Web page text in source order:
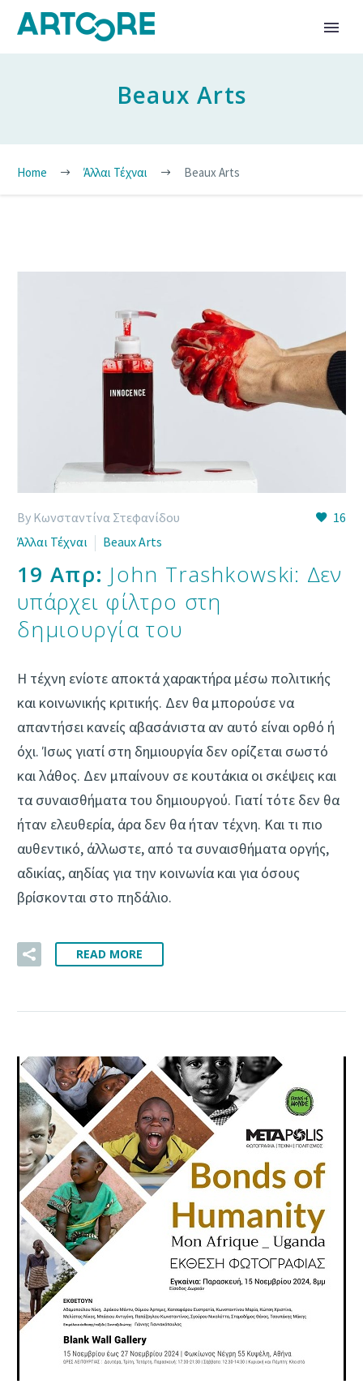
Beaux Arts
Home Άλλαι Τέχναι Beaux Arts
16
By Κωνσταντίνα Στεφανίδου
Άλλαι Τέχναι
Beaux Arts
19 Απρ: John Trashkowski: Δεν
υπάρχει φίλτρο στη
δημιουργία του
Η τέχνη ενίοτε αποκτά χαρακτήρα μέσω πολιτικής
και κοινωνικής κριτικής. Δεν θα μπορούσε να
απαντήσει κανείς αβασάνιστα αν αυτό είναι ορθό ή
όχι. Ίσως γιατί στη δημιουργία δεν ορίζεται σωστό
και λάθος. Δεν μπαίνουν σε κουτάκια οι σκέψεις και
τα συναισθήματα του δημιουργού. Γιατί τότε δεν θα
ήταν ελευθερία, άρα δεν θα ήταν τέχνη. Και τι πιο
αυθεντικό, άλλωστε, από τα συναισθήματα οργής,
αδικίας, αηδίας για την κοινωνία και για όσους
βρίσκονται στο πηδάλιο.
READ MORE